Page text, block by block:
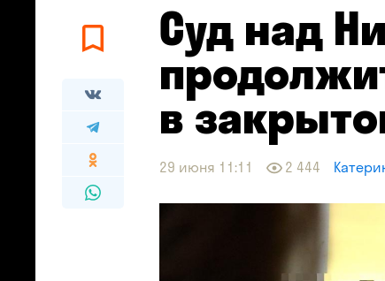
Суд над
в
29 июня 11:11 2 444